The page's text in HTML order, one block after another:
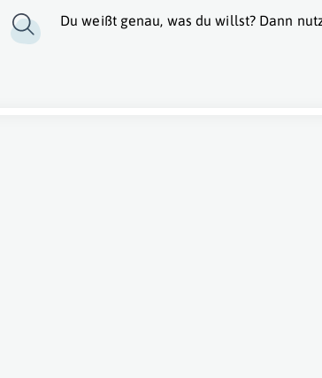
Du weißt genau, was du willst? Dann